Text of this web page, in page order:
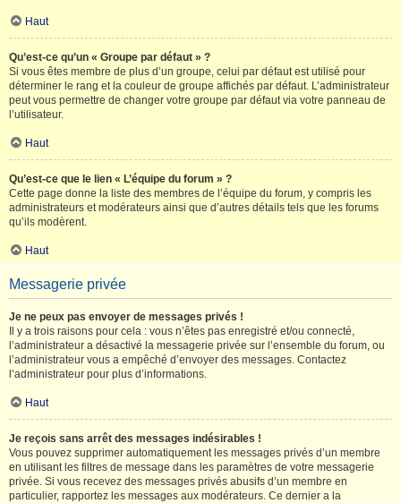
Haut
Qu’est-ce qu’un « Groupe par défaut » ?
Si vous êtes membre de plus d’un groupe, celui par défaut est utilisé pour
déterminer le rang et la couleur de groupe affichés par défaut. L’administrateur
peut vous permettre de changer votre groupe par défaut via votre panneau de
l’utilisateur.
Haut
Qu’est-ce que le lien « L’équipe du forum » ?
Cette page donne la liste des membres de l’équipe du forum, y compris les
administrateurs et modérateurs ainsi que d’autres détails tels que les forums
qu’ils modèrent.
Haut
Messagerie privée
Je ne peux pas envoyer de messages privés !
Il y a trois raisons pour cela : vous n’êtes pas enregistré et/ou connecté,
l’administrateur a désactivé la messagerie privée sur l’ensemble du forum, ou
l’administrateur vous a empêché d’envoyer des messages. Contactez
l’administrateur pour plus d’informations.
Haut
Je reçois sans arrêt des messages indésirables !
Vous pouvez supprimer automatiquement les messages privés d’un membre
en utilisant les filtres de message dans les paramètres de votre messagerie
privée. Si vous recevez des messages privés abusifs d’un membre en
particulier, rapportez les messages aux modérateurs. Ce dernier a la